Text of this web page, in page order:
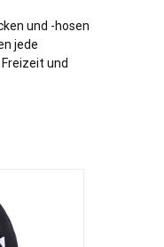
und -hosen
jede
und